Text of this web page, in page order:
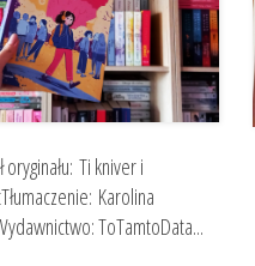
oryginału: Ti kniver i
Karolina
ToTamtoData...